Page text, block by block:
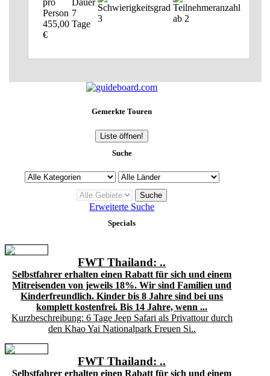
455,00
€
7
Tage
3 ab 2
Gemerkte Touren
Liste öffnen!
Suche
Erweiterte Suche
Specials
FWT Thailand: ..
Selbstfahrer erhalten einen Rabatt für sich und einem
Mitreisenden von jeweils 18%. Wir sind Familien und
Kinderfreundlich. Kinder bis 8 Jahre sind bei uns
komplett kostenfrei. Bis 14 Jahre, wenn ...
Kurzbeschreibung: 6 Tage Jeep Safari als Privattour durch
den Khao Yai Nationalpark Freuen Si..
FWT Thailand: ..
Selbstfahrer erhalten einen Rabatt für sich und einem